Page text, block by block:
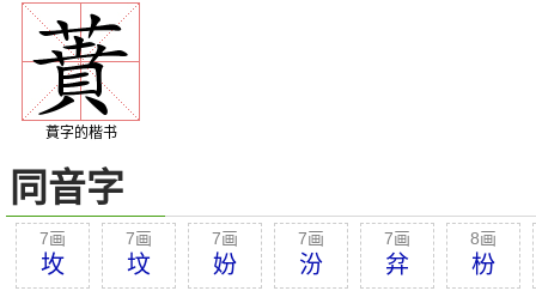
蕡字的楷书
同音字
7画
坆
7画
坟
7画
妢
7画
汾
7画
弅
8画
枌